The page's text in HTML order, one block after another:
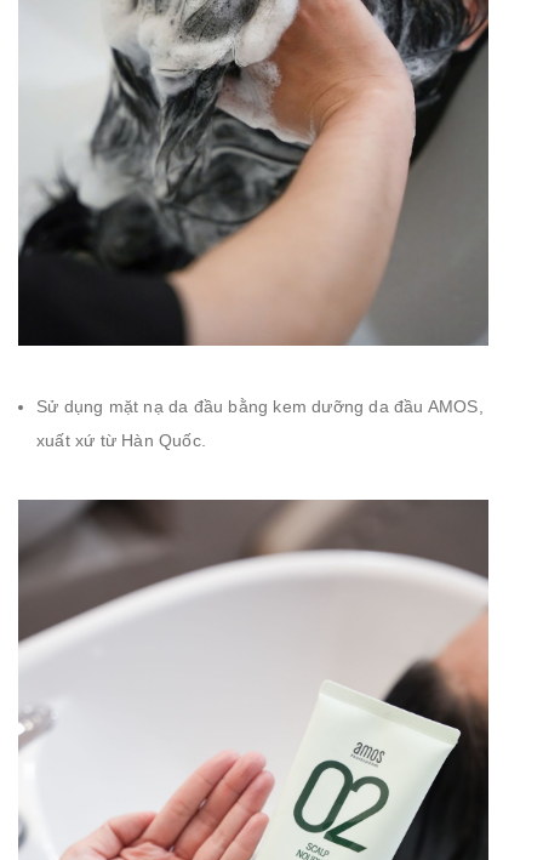
Sử dụng mặt nạ da đầu bằng kem dưỡng da đầu AMOS,
xuất xứ từ Hàn Quốc.